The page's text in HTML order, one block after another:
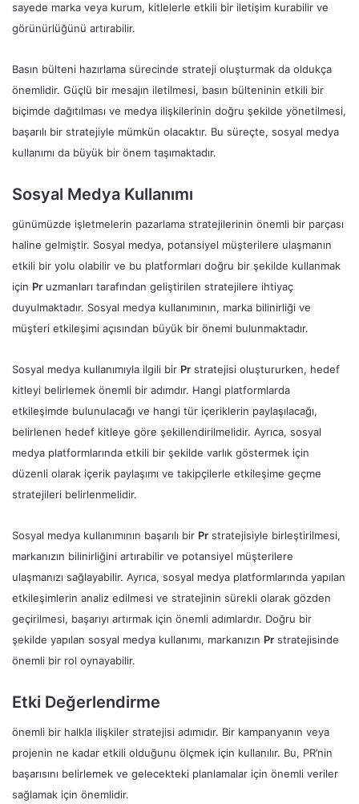
sayede marka veya kurum, kitlelerle etkili bir iletişim kurabilir ve
görünürlüğünü artırabilir.
Basın bülteni hazırlama sürecinde strateji oluşturmak da oldukça
önemlidir. Güçlü bir mesajın iletilmesi, basın bülteninin etkili bir
biçimde dağıtılması ve medya ilişkilerinin doğru şekilde yönetilmesi,
başarılı bir stratejiyle mümkün olacaktır. Bu süreçte, sosyal medya
kullanımı da büyük bir önem taşımaktadır.
Sosyal Medya Kullanımı
günümüzde işletmelerin pazarlama stratejilerinin önemli bir parçası
haline gelmiştir. Sosyal medya, potansiyel müşterilere ulaşmanın
etkili bir yolu olabilir ve bu platformları doğru bir şekilde kullanmak
için Pr uzmanları tarafından geliştirilen stratejilere ihtiyaç
duyulmaktadır. Sosyal medya kullanımının, marka bilinirliği ve
müşteri etkileşimi açısından büyük bir önemi bulunmaktadır.
Sosyal medya kullanımıyla ilgili bir Pr stratejisi oluştururken, hedef
kitleyi belirlemek önemli bir adımdır. Hangi platformlarda
etkileşimde bulunulacağı ve hangi tür içeriklerin paylaşılacağı,
belirlenen hedef kitleye göre şekillendirilmelidir. Ayrıca, sosyal
medya platformlarında etkili bir şekilde varlık göstermek için
düzenli olarak içerik paylaşımı ve takipçilerle etkileşime geçme
stratejileri belirlenmelidir.
Sosyal medya kullanımının başarılı bir Pr stratejisiyle birleştirilmesi,
markanızın bilinirliğini artırabilir ve potansiyel müşterilere
ulaşmanızı sağlayabilir. Ayrıca, sosyal medya platformlarında yapılan
etkileşimlerin analiz edilmesi ve stratejinin sürekli olarak gözden
geçirilmesi, başarıyı artırmak için önemli adımlardır. Doğru bir
şekilde yapılan sosyal medya kullanımı, markanızın Pr stratejisinde
önemli bir rol oynayabilir.
Etki Değerlendirme
önemli bir halkla ilişkiler stratejisi adımıdır. Bir kampanyanın veya
projenin ne kadar etkili olduğunu ölçmek için kullanılır. Bu, PR’nin
başarısını belirlemek ve gelecekteki planlamalar için önemli veriler
sağlamak için önemlidir.